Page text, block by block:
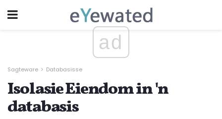
ad
Sagteware Databasisse
Isolasie Eiendom in 'n
databasis